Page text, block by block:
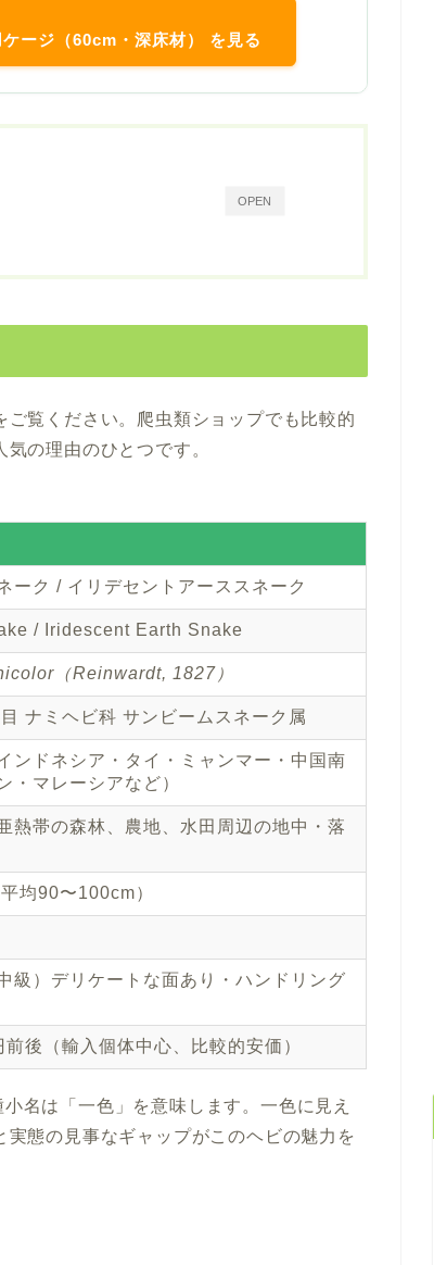
ージ（60cm・深床材） を見る
OPEN
覧ください。爬虫類ショップでも比較的
の理由のひとつです。
ーク / イリデセントアーススネーク
/ Iridescent Earth Snake
（Reinwardt, 1827）
ナミヘビ科 サンビームスネーク属
ンドネシア・タイ・ミャンマー・中国南
・マレーシアなど）
熱帯の森林、農地、水田周辺の地中・落
均90〜100cm）
デリケートな面あり・ハンドリング
後（輸入個体中心、比較的安価）
名は「一色」を意味します。一色に見え
態の見事なギャップがこのヘビの魅力を